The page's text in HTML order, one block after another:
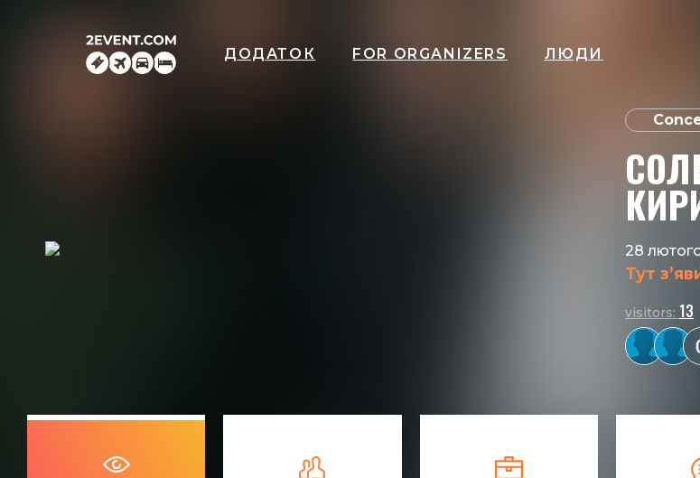
ДОДАТОК FOR ORGANIZERS ЛЮДИ
28
Тут
visitors: 13